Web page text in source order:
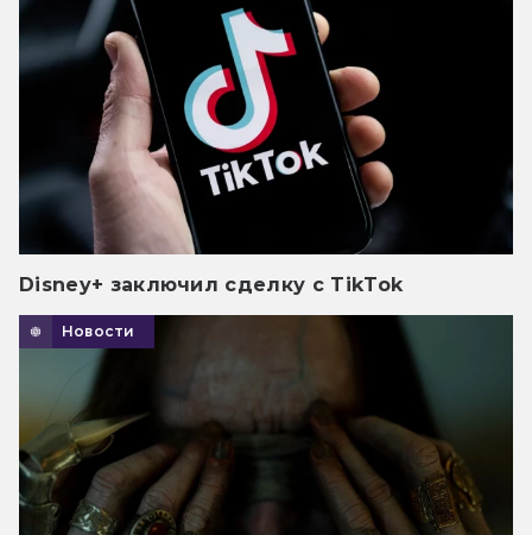
Disney+ заключил сделку с TikTok
Новости